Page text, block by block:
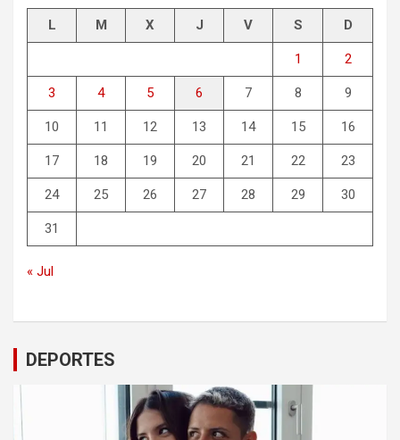
L M X J V S D
1 2
3 4 5 6 7 8 9
10 11 12 13 14 15 16
17 18 19 20 21 22 23
24 25 26 27 28 29 30
31
« Jul
DEPORTES